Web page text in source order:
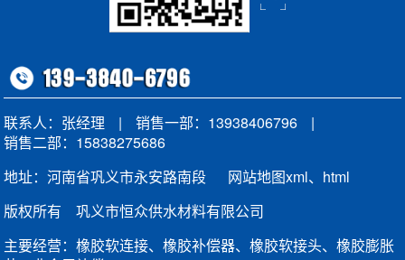
联系人：张经理 | 销售一部：13938406796
|
销售二部：15838275686
地址：河南省巩义市永安路南段 网站地图xml、 html
版权所有 巩义市恒众供水材料有限公司
主要经营：橡胶软连接、橡胶补偿器、橡胶软接头、橡胶膨胀